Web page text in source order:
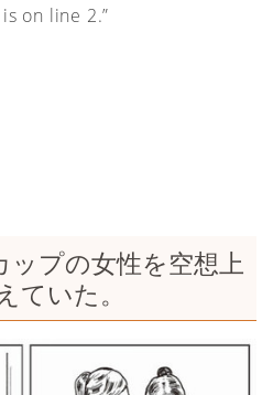
is on line 2.”
ップの女性を空想上
ていた。